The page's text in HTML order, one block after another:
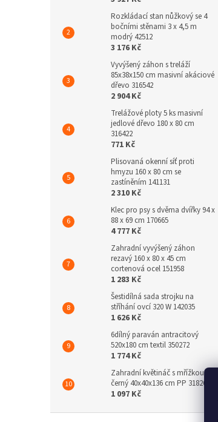
Rozkládací stan nůžkový se 4
bočními stěnami 3 x 4,5 m
modrý 42512
3 176 Kč
Vyvýšený záhon s treláží
85x38x150 cm masivní akáciové
dřevo 316542
2 904 Kč
Trelážové ploty 5 ks masivní
jedlové dřevo 180 x 80 cm
316422
771 Kč
Plisovaná okenní síť proti
hmyzu 160 x 80 cm se
zastíněním 141131
2 310 Kč
Klec pro psy s dvěma dvířky 94 x
88 x 69 cm 170665
4 777 Kč
Zahradní vyvýšený záhon
rezavý 160 x 80 x 45 cm
cortenová ocel 151958
1 283 Kč
Šestidílná sada strojku na
stříhání ovcí 320 W 142035
1 626 Kč
6dílný paraván antracitový
520x180 cm textil 350272
1 774 Kč
Zahradní květináč s mřížkou
černý 40x40x136 cm PP 318269
1 097 Kč